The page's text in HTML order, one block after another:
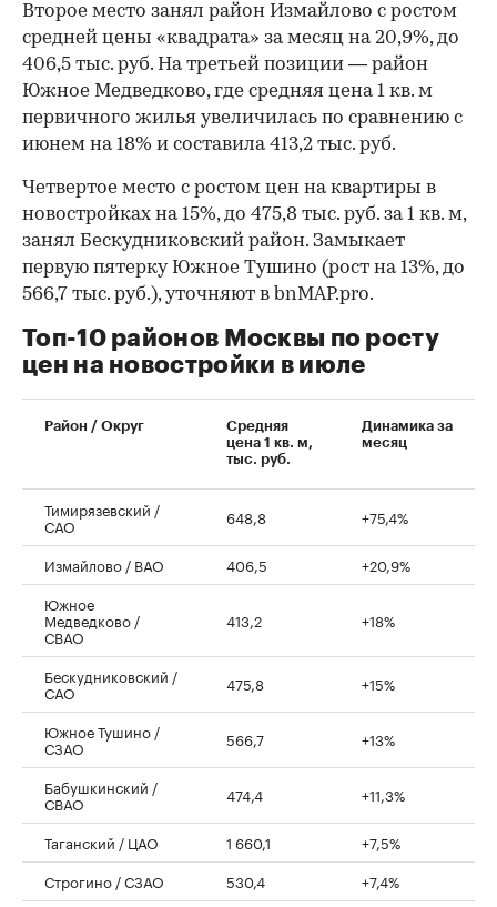
Второе место занял район Измайлово с ростом
средней цены «квадрата» за месяц на 20,9%, до
406,5 тыс. руб. На третьей позиции — район
Южное Медведково, где средняя цена 1 кв. м
первичного жилья увеличилась по сравнению с
июнем на 18% и составила 413,2 тыс. руб.
00:00 / 00:00
Четвертое место с ростом цен на квартиры в
новостройках на 15%, до 475,8 тыс. руб. за 1 кв. м,
занял Бескудниковский район. Замыкает
первую пятерку Южное Тушино (рост на 13%, до
566,7 тыс. руб.), уточняют в bnMAP.pro.
Топ-10 районов Москвы по росту
цен на новостройки в июле
Район / Округ
Средняя
цена 1 кв. м,
тыс. руб.
Динамика за
месяц
Тимирязевский /
САО 648,8 +75,4%
Измайлово / ВАО 406,5
+20,9%
Южное
Медведково /
СВАО
413,2 +18%
Бескудниковский /
САО 475,8 +15%
Южное Тушино /
СЗАО 566,7 +13%
Бабушкинский /
СВАО 474,4 +11,3%
Таганский / ЦАО 1 660,1
+7,5%
Строгино / СЗАО
530,4
+7,4%